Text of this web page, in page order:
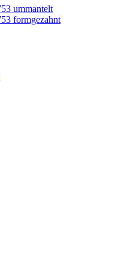
ummantelt
formgezahnt